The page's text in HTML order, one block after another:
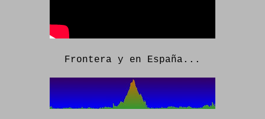
Frontera y en España...